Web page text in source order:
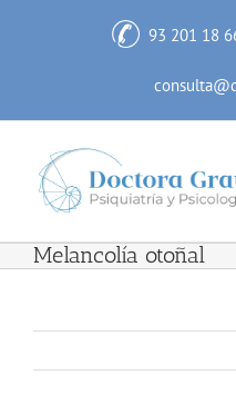
93 201 18
Melancolía otoñal